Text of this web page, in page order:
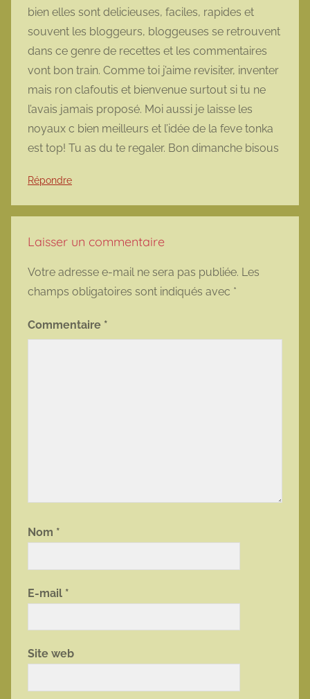
bien elles sont delicieuses, faciles, rapides et
souvent les bloggeurs, bloggeuses se retrouvent
dans ce genre de recettes et les commentaires
vont bon train. Comme toi j’aime revisiter, inventer
mais ron clafoutis et bienvenue surtout si tu ne
l’avais jamais proposé. Moi aussi je laisse les
noyaux c bien meilleurs et l’idée de la feve tonka
est top! Tu as du te regaler. Bon dimanche bisous
Répondre
Laisser un commentaire
Votre adresse e-mail ne sera pas publiée. Les
champs obligatoires sont indiqués avec *
Commentaire *
Nom *
E-mail *
Site web